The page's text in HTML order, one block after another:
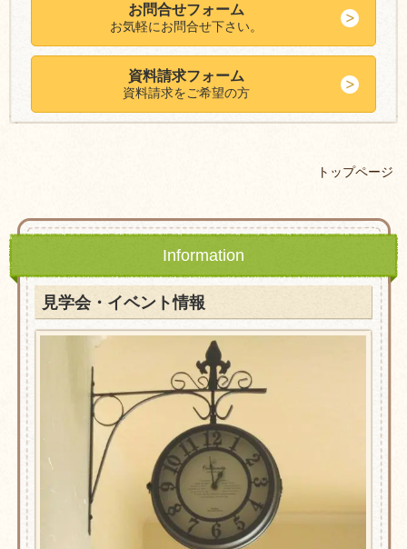
お問合せフォーム
お気軽にお問合せ下さい。
資料請求フォーム
資料請求をご希望の方
トップページ
Information
見学会・イベント情報